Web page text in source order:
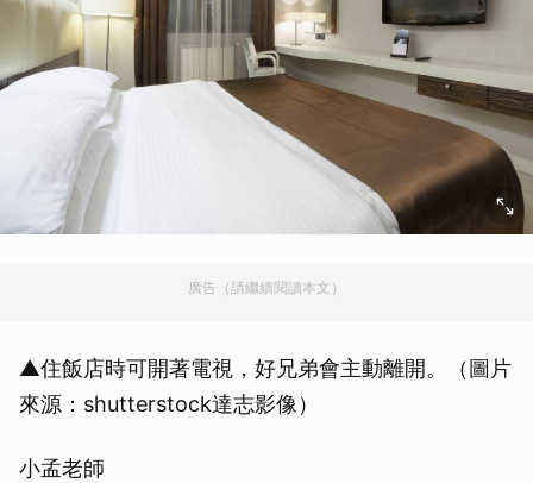
廣告（請繼續閱讀本文）
▲住飯店時可開著電視，好兄弟會主動離開。（圖片
來源：shutterstock達志影像）
小孟老師